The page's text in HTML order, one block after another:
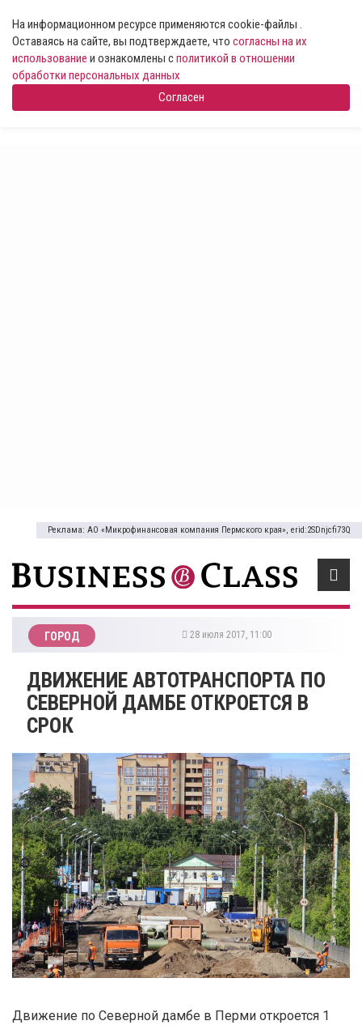
На информационном ресурсе применяются cookie-файлы .
Оставаясь на сайте, вы подтверждаете, что согласны на их
использование и ознакомлены сполитикой в отношении
обработки персональных данных
Согласен
Реклама: АО «Микрофинансовая компания Пермского края», erid:2SDnjcfi73Q
ГОРОД 28 июля 2017, 11:00
ДВИЖЕНИЕ АВТОТРАНСПОРТА ПО
СЕВЕРНОЙ ДАМБЕ ОТКРОЕТСЯ В
СРОК
Движение по Северной дамбе в Перми откроется 1